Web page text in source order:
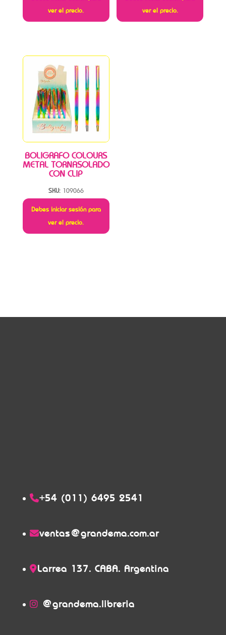
ver el precio.
ver el precio.
BOLIGRAFO COLOURS
METAL TORNASOLADO
CON CLIP
SKU: 109066
Debes iniciar sesión para
ver el precio.
+54 (011) 6495 2541
ventas@grandema.com.ar
Larrea 137. CABA. Argentina
@grandema.libreria